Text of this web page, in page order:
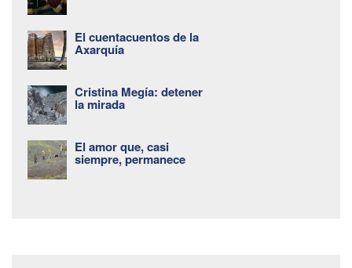
El cuentacuentos de la
Axarquía
Cristina Megía: detener
la mirada
El amor que, casi
siempre, permanece